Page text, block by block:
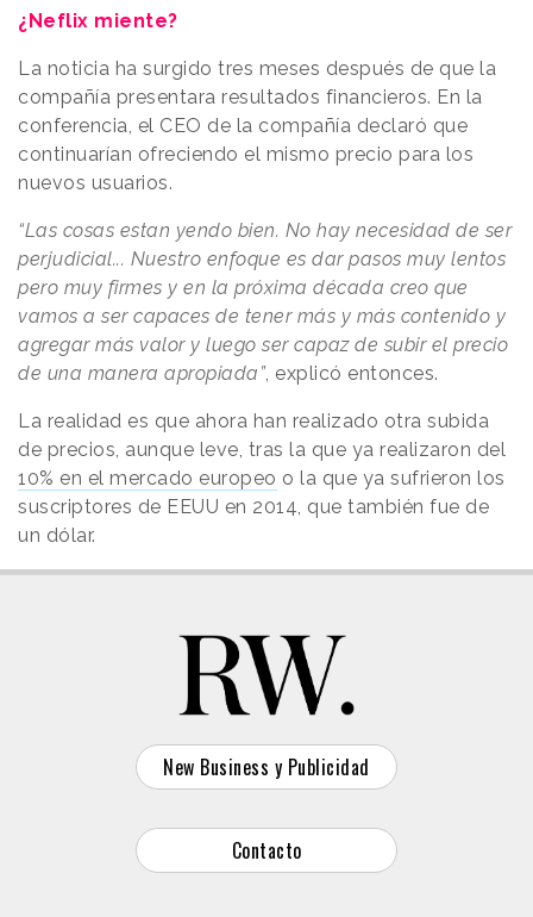
¿Neflix miente?
La noticia ha surgido tres meses después de que la
compañía presentara resultados financieros. En la
conferencia, el CEO de la compañía declaró que
continuarían ofreciendo el mismo precio para los
nuevos usuarios.
“Las cosas estan yendo bien. No hay necesidad de ser
perjudicial... Nuestro enfoque es dar pasos muy lentos
pero muy firmes y en la próxima década creo que
vamos a ser capaces de tener más y más contenido y
agregar más valor y luego ser capaz de subir el precio
de una manera apropiada”, explicó entonces.
La realidad es que ahora han realizado otra subida
de precios, aunque leve, tras la que ya realizaron del
10% en el mercado europeo o la que ya sufrieron los
suscriptores de EEUU en 2014, que también fue de
un dólar.
New Business y Publicidad
Contacto